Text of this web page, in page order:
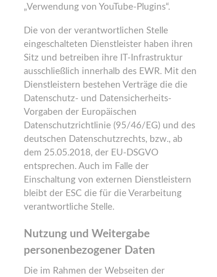
„Verwendung von YouTube-Plugins“.
Die von der verantwortlichen Stelle
eingeschalteten Dienstleister haben ihren
Sitz und betreiben ihre IT-Infrastruktur
ausschließlich innerhalb des EWR. Mit den
Dienstleistern bestehen Verträge die die
Datenschutz- und Datensicherheits-
Vorgaben der Europäischen
Datenschutzrichtlinie (95/46/EG) und des
deutschen Datenschutzrechts, bzw., ab
dem 25.05.2018, der EU-DSGVO
entsprechen. Auch im Falle der
Einschaltung von externen Dienstleistern
bleibt der ESC die für die Verarbeitung
verantwortliche Stelle.
Nutzung und Weitergabe
personenbezogener Daten
Die im Rahmen der Webseiten der